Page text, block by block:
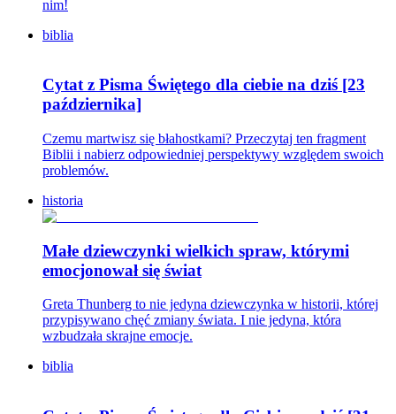
nim!
biblia
Cytat z Pisma Świętego dla ciebie na dziś [23
października]
Czemu martwisz się błahostkami? Przeczytaj ten fragment
Biblii i nabierz odpowiedniej perspektywy względem swoich
problemów.
historia
Małe dziewczynki wielkich spraw, którymi
emocjonował się świat
Greta Thunberg to nie jedyna dziewczynka w historii, której
przypisywano chęć zmiany świata. I nie jedyna, która
wzbudzała skrajne emocje.
biblia